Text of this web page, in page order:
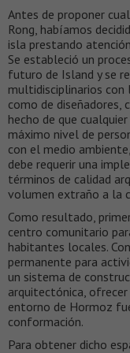
Antes de proponer
Rong, habíamos
isla prestando
Se estableció un
futuro de Island y se
multidisciplinarios
como de diseñadores,
hecho de que
máximo nivel de
con el medio
debe requerir una
términos de calidad
volumen extraño a la
Como resultado,
centro comunitario
habitantes locales.
permanente para
un sistema de
arquitectónica,
entorno de Hormoz
conformación.
Para obtener dicho